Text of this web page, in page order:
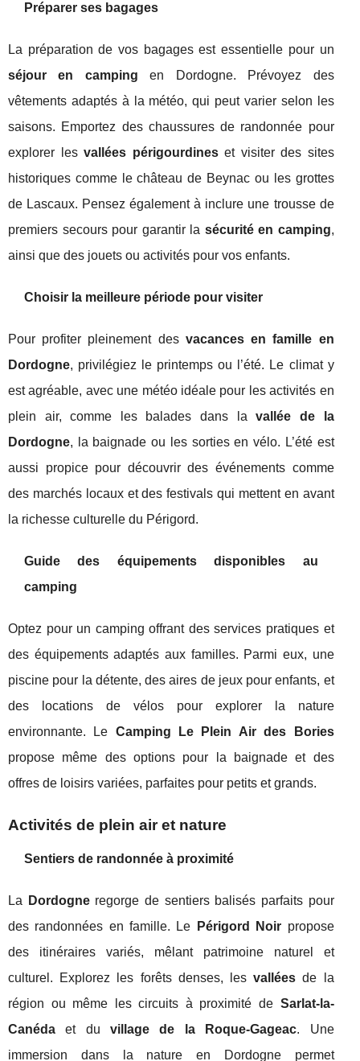
Préparer ses bagages
La préparation de vos bagages est essentielle pour un
séjour en camping en Dordogne. Prévoyez des
vêtements adaptés à la météo, qui peut varier selon les
saisons. Emportez des chaussures de randonnée pour
explorer lesvallées périgourdineset visiter des sites
historiques comme le château de Beynac ou les grottes
de Lascaux. Pensez également à inclure une trousse de
premiers secours pour garantir la sécurité en camping,
ainsi que des jouets ou activités pour vos enfants.
Choisir la meilleure période pour visiter
Pour profiter pleinement des vacances en famille en
Dordogne, privilégiez le printemps ou l’été. Le climat y
est agréable, avec une météo idéale pour les activités en
plein air, comme les balades dans lavallée de la
Dordogne, la baignade ou les sorties en vélo. L’été est
aussi propice pour découvrir des événements comme
des marchés locaux et des festivals qui mettent en avant
la richesse culturelle du Périgord.
Guide des équipements disponibles au
camping
Optez pour un camping offrant des services pratiques et
des équipements adaptés aux familles. Parmi eux, une
piscine pour la détente, des aires de jeux pour enfants, et
des locations de vélos pour explorer la nature
environnante. Le Camping Le Plein Air des Bories
propose même des options pour la baignade et des
offres de loisirs variées, parfaites pour petits et grands.
Activités de plein air et nature
Sentiers de randonnée à proximité
La Dordogneregorge de sentiers balisés parfaits pour
des randonnées en famille. Le
Périgord Noir propose
des itinéraires variés, mêlant patrimoine naturel et
culturel. Explorez les forêts denses, lesvallées de la
région ou même les circuits à proximité de Sarlat-la-
Canéda et duvillage de la Roque-Gageac. Une
immersion dans la nature en Dordogne permet